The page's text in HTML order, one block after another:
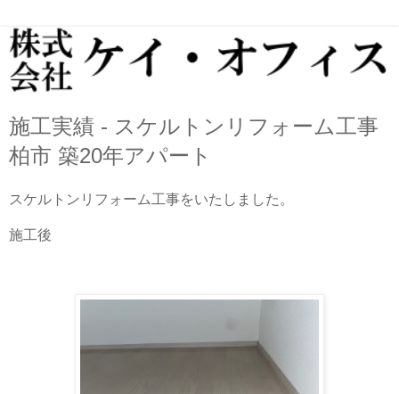
施工実績 - スケルトンリフォーム工事
柏市 築20年アパート
スケルトンリフォーム工事をいたしました。
施工後